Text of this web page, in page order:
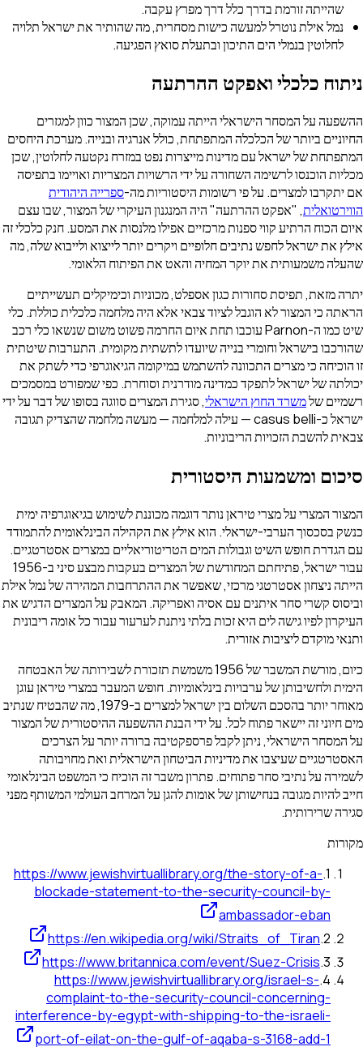
שהייתה זורמת בדרך כלל דרך מפרץ עקבה.
נמל אילת נוטרל למעשה כישות מסחרית, מה שהותיר את ישראל תלויה
לחלוטין בנמלי הים התיכון ובתעלת סואץ הפגיעה.
ניתוח כלכלי ואפקט ההרתעה
ההשפעה על המסחר הישראלי הייתה עמוקה, שכן המצור כוון למגזרים
החיוניים ביותר של הכלכלה המתפתחת, כולל אנרגיה ובנייה. מערכת היחסים
המתפתחת של ישראל עם מדינות מייצרות נפט במזרח נקטעה לחלוטין, שכן
מכליות הוכנסו לרשימה השחורה על ידי הרשויות המצריות ואויימו בתפיסה
אם יתקרבו למצרים. על פי רשומות היסטוריות מה-ספרייה היהודית
הווירטואלית, "אפקט ההרתעה" היה המנגנון העיקרי של המצור, שבו עצם
איום הכוח הרתיע קווי ספנות מרכזיים אפילו מלנסות את המסע. חנק כלכלי זה
אילץ את ישראל לחפש נתיבים חלופיים ויקרים יותר לייצוא ולייבוא שלה, מה
שהעלה משמעותית את יוקר המחיה והאט את הפיתוח הלאומי.
יתרה מזאת, תפיסת סחורות כגון אספלט, מכוניות וכימיקלים תעשייתיים
הראתה כי המצור לא הוגבל לציוד צבאי אלא היה מלחמה כלכלית כוללת. כלי
שיט כמו ה-Parnonעוכבו תחת איום החרמה פשוט משום שנשאו כלי רכב
שהורכבו בישראל וחומרי בנייה שיועדו לתשתית מקומית. התערבות שיטתית
זו הוכיחה כי מצרים התכוונה להשתמש במיקומה הגיאוגרפי כדי לשתק את
יכולתה של ישראל לתפקד כמדינה מודרנית וסוחרת. כפי שמפורט במסמכים
רשמיים שלמשרד החוץ הישראלי, סגירת המצרים סווגה בסופו של דבר על ידי
ישראל כ-casus belli— עילה למלחמה — מעשה מלחמה שהצדיק תגובה
צבאית להשבת הזכויות הריבוניות.
סיכום ומשמעות היסטורית
המצור המצרי על מצרי טיראן נותר דוגמה מכוננת לשימוש בגיאוגרפיה ימית
כנשק בסכסוך הערבי-ישראלי. הוא אילץ את הקהילה הבינלאומית להתמודד
עם הגדרת חופש השיט וגבולות המים הטריטוריאליים במצרים אסטרטגיים.
עבור ישראל, פתיחתם המחודשת של המצרים בעקבות מבצע סיני ב-1956
הייתה ניצחון אסטרטגי מרכזי, שאפשר את ההתרחבות המהירה של נמל אילת
וביסוס קשרי סחר איתנים עם אסיה ואפריקה. המאבק על המצרים הדגיש את
העיקרון לפיו גישה לים היא זכות בלתי ניתנת לערעור עבור כל אומה ריבונית
ותנאי מוקדם ליציבות אזורית.
כיום, מורשת המשבר של 1956 משמשת תזכורת לשבירותה של האבטחה
הימית ולחשיבותן של ערבויות בינלאומיות. חופש המעבר במצרי טיראן עוגן
מאוחר יותר בהסכם השלום בין ישראל למצרים ב-1979, מה שהבטיח שנתיב
מים חיוני זה יישאר פתוח לכל. על ידי הבנת ההשפעה ההיסטורית של המצור
על המסחר הישראלי, ניתן לקבל פרספקטיבה ברורה יותר על הצרכים
האסטרטגיים שעיצבו את מדיניות הביטחון הישראלית ואת מחויבותה
לשמירה על נתיבי סחר פתוחים. פתרון משבר זה הוכיח כי המשפט הבינלאומי
חייב להיות מגובה בנחישותן של אומות להגן על המרחב העולמי המשותף מפני
סגירה שרירותית.
מקורות
1
.
https://www.jewishvirtuallibrary.org/the-story-of-a-
blockade-statement-to-the-security-council-by-
ambassador-eban
2
.
https://en.wikipedia.org/wiki/Straits_of_Tiran
3
.
https://www.britannica.com/event/Suez-Crisis
4
.
https://www.jewishvirtuallibrary.org/israel-s-
complaint-to-the-security-council-concerning-
interference-by-egypt-with-shipping-to-the-israeli-
port-of-eilat-on-the-gulf-of-aqaba-s-3168-add-1